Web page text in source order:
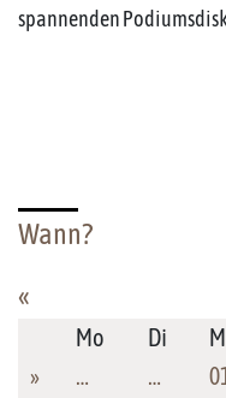
spannenden
Wann?
«
Mo
Di
»
… …